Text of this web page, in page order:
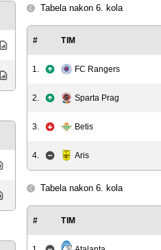
Tabela nakon 6. kola
# TIM
1. FC Rangers
2. Sparta Prag
3. Betis
4. Aris
Tabela nakon 6. kola
# TIM